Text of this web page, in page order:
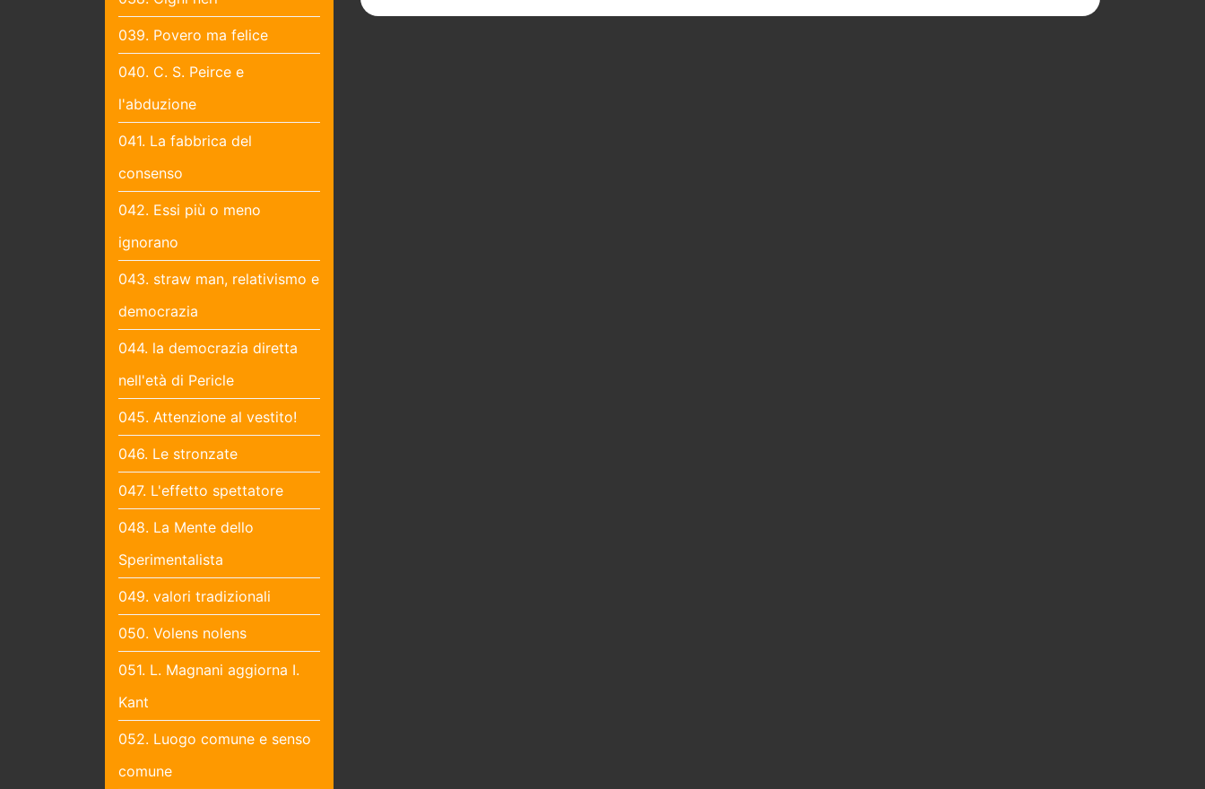
039. Povero ma felice
040. C. S. Peirce e
l'abduzione
041. La fabbrica del
consenso
042. Essi più o meno
ignorano
043. straw man, relativismo e
democrazia
044. la democrazia diretta
nell'età di Pericle
045. Attenzione al vestito!
046. Le stronzate
047. L'effetto spettatore
048. La Mente dello
Sperimentalista
049. valori tradizionali
050. Volens nolens
051. L. Magnani aggiorna I.
Kant
052. Luogo comune e senso
comune